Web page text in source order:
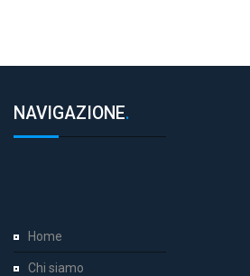
NAVIGAZIONE.
Home
Chi siamo